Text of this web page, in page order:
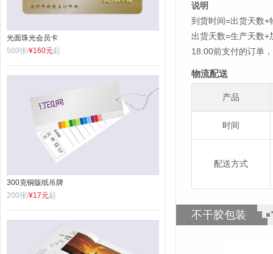
光面珠光会员卡
500张/¥160元起
300克铜版纸吊牌
200张/¥17元起
说明
到货时间=出货天数+
出货天数=生产天数
18:00前支付的订单
物流配送
产品
时间
配送方式
不干胶包装